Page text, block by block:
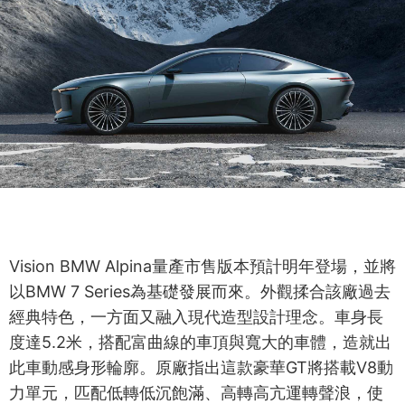
Vision BMW Alpina量產市售版本預計明年登場，並將
以BMW 7 Series為基礎發展而來。外觀揉合該廠過去
經典特色，一方面又融入現代造型設計理念。車身長
度達5.2米，搭配富曲線的車頂與寬大的車體，造就出
此車動感身形輪廓。原廠指出這款豪華GT將搭載V8動
力單元，匹配低轉低沉飽滿、高轉高亢運轉聲浪，使